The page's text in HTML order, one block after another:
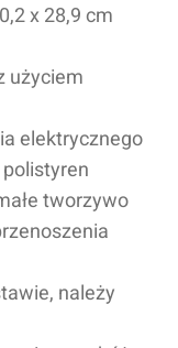
x 28,9 cm
użyciem
elektrycznego
tworzywo
należy
ocenę